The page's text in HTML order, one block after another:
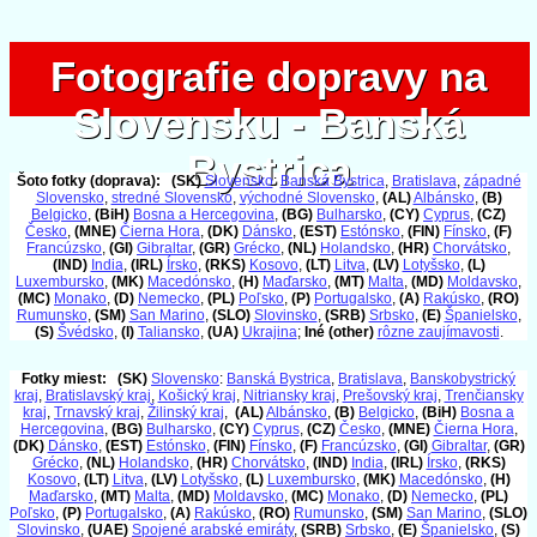
Fotografie dopravy na
Slovensku - Banská
Bystrica
Fotografie dopravy na
Slovensku - Banská
Bystrica
Šoto fotky (doprava): (SK) Slovensko:Banská Bystrica, Bratislava, západné
Slovensko, stredné Slovensko, východné Slovensko, (AL)Albánsko, (B)
Belgicko, (BiH) Bosna a Hercegovina, (BG) Bulharsko, (CY) Cyprus, (CZ)
Česko, (MNE) Čierna Hora, (DK) Dánsko, (EST) Estónsko, (FIN) Fínsko, (F)
Francúzsko, (GI) Gibraltar, (GR) Grécko, (NL) Holandsko, (HR) Chorvátsko,
(IND) India, (IRL) Írsko, (RKS) Kosovo, (LT) Litva, (LV) Lotyšsko, (L)
Luxembursko, (MK) Macedónsko, (H) Maďarsko, (MT) Malta, (MD) Moldavsko,
(MC) Monako, (D) Nemecko, (PL) Poľsko, (P) Portugalsko, (A) Rakúsko, (RO)
Rumunsko, (SM) San Marino, (SLO) Slovinsko, (SRB) Srbsko, (E) Španielsko,
(S) Švédsko, (I) Taliansko, (UA) Ukrajina; Iné (other) rôzne zaujímavosti.
Fotky miest: (SK) Slovensko: Banská Bystrica, Bratislava, Banskobystrický
kraj, Bratislavský kraj, Košický kraj, Nitriansky kraj, Prešovský kraj, Trenčiansky
kraj, Trnavský kraj, Žilinský kraj, (AL)Albánsko, (B) Belgicko, (BiH) Bosna a
Hercegovina, (BG) Bulharsko, (CY) Cyprus, (CZ) Česko, (MNE) Čierna Hora,
(DK) Dánsko, (EST) Estónsko, (FIN) Fínsko, (F) Francúzsko, (GI) Gibraltar, (GR)
Grécko, (NL) Holandsko, (HR) Chorvátsko, (IND) India, (IRL) Írsko, (RKS)
Kosovo, (LT) Litva, (LV) Lotyšsko, (L) Luxembursko, (MK) Macedónsko, (H)
Maďarsko, (MT) Malta, (MD) Moldavsko, (MC) Monako, (D) Nemecko, (PL)
Poľsko, (P) Portugalsko, (A) Rakúsko, (RO) Rumunsko, (SM) San Marino, (SLO)
Slovinsko, (UAE) Spojené arabské emiráty, (SRB) Srbsko, (E) Španielsko, (S)